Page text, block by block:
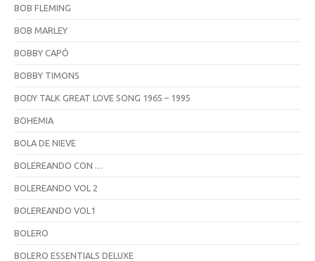
BOB FLEMING
BOB MARLEY
BOBBY CAPÓ
BOBBY TIMONS
BODY TALK GREAT LOVE SONG 1965 – 1995
BOHEMIA
BOLA DE NIEVE
BOLEREANDO CON …
BOLEREANDO VOL 2
BOLEREANDO VOL1
BOLERO
BOLERO ESSENTIALS DELUXE